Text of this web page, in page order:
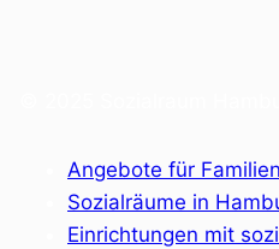
Angebote für Familien
Sozialräume in
Einrichtungen mit